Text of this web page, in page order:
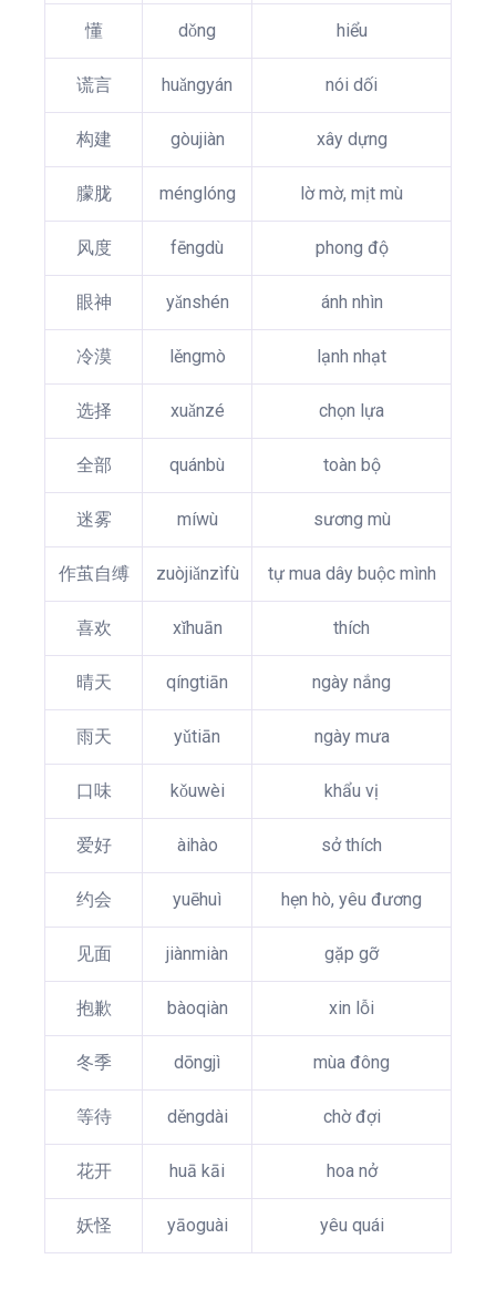
懂 dǒng hiểu
谎言 huǎngyán nói dối
构建 gòujiàn xây dựng
朦胧 ménglóng lờ mờ, mịt mù
风度 fēngdù phong độ
眼神 yǎnshén ánh nhìn
冷漠 lěngmò lạnh nhạt
选择 xuǎnzé chọn lựa
全部 quánbù toàn bộ
迷雾 míwù sương mù
作茧自缚 zuòjiǎnzìfù tự mua dây buộc mình
喜欢 xǐhuān thích
晴天 qíngtiān ngày nắng
雨天 yǔtiān ngày mưa
口味 kǒuwèi khẩu vị
爱好 àihào sở thích
约会 yuēhuì hẹn hò, yêu đương
见面 jiànmiàn gặp gỡ
抱歉 bàoqiàn xin lỗi
冬季 dōngjì mùa đông
等待 děngdài chờ đợi
花开 huā kāi hoa nở
妖怪 yāoguài yêu quái